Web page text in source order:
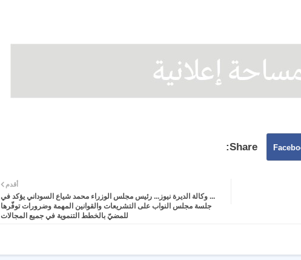
أقدم
... وكالة الديرة نيوز... رئيس مجلس الوزراء محمد شياع السوداني يؤكد في
جلسة مجلس النواب على التشريعات والقوانين المهمة وضرورات توفّرها
للمضيّ بالخطط التنموية في جميع المجالات